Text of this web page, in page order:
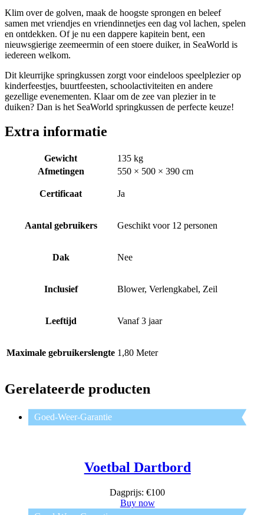
Klim over de golven, maak de hoogste sprongen en beleef
samen met vriendjes en vriendinnetjes een dag vol lachen, spelen
en ontdekken. Of je nu een dappere kapitein bent, een
nieuwsgierige zeemeermin of een stoere duiker, in SeaWorld is
iedereen welkom.
Dit kleurrijke springkussen zorgt voor eindeloos speelplezier op
kinderfeestjes, buurtfeesten, schoolactiviteiten en andere
gezellige evenementen. Klaar om de zee van plezier in te
duiken? Dan is het SeaWorld springkussen de perfecte keuze!
Extra informatie
Gewicht
135 kg
Afmetingen
550 × 500 × 390 cm
Certificaat Ja
Aantal gebruikers Geschikt voor 12 personen
Dak Nee
Inclusief Blower, Verlengkabel, Zeil
Leeftijd Vanaf 3 jaar
Maximale gebruikerslengte 1,80 Meter
Gerelateerde producten
Goed-Weer-Garantie
Voetbal Dartbord
Dagprijs: €100
Buy now